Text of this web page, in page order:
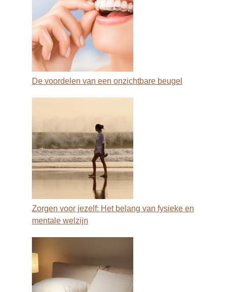
De voordelen van een onzichtbare beugel
Zorgen voor jezelf: Het belang van fysieke en
mentale welzijn